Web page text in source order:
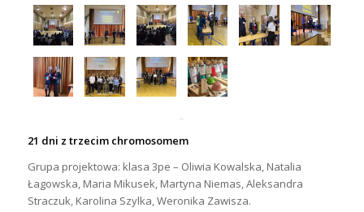
21 dni z trzecim chromosomem
Grupa projektowa: klasa 3pe – Oliwia Kowalska, Natalia
Łagowska, Maria Mikusek, Martyna Niemas, Aleksandra
Straczuk, Karolina Szylka, Weronika Zawisza.